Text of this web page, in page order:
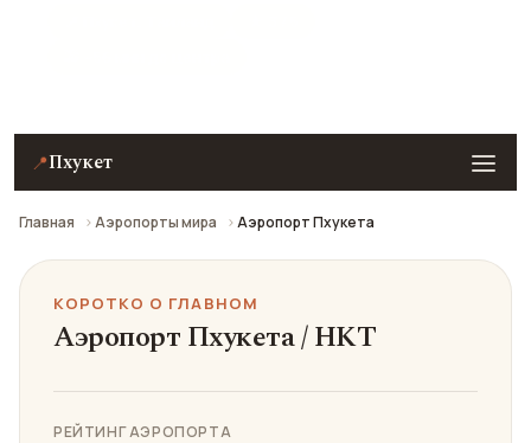
📍Пхукет
Главная Аэропорты мира Аэропорт Пхукета
КОРОТКО О ГЛАВНОМ
Аэропорт Пхукета / HKT
РЕЙТИНГ АЭРОПОРТА